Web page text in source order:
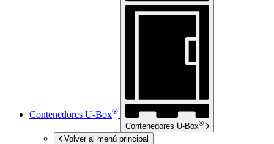
Contenedores U-Box®
Contenedores U-Box®
Volver al menú principal